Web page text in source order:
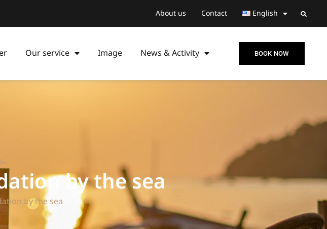
About us Contact English
Our service Image News & Activity BOOK NOW
by the sea
by the sea